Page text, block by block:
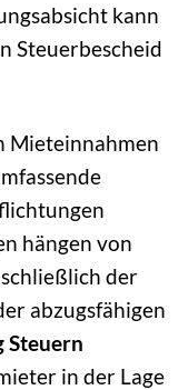
kann
Steuerbescheid
Mieteinnahmen
hängen von
der
abzugsfähigen
Steuern
in der Lage